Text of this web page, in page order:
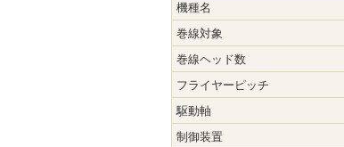
機種名
巻線対象
巻線ヘッド数
フライヤーピッチ
駆動軸
制御装置